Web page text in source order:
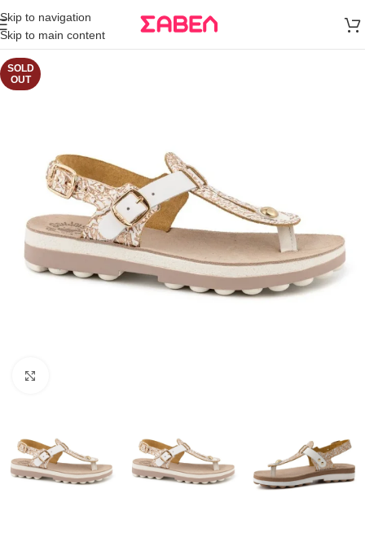
Skip to navigation
Skip to main content
άνω των 80€
Παραγγελία
SOLD
OUT